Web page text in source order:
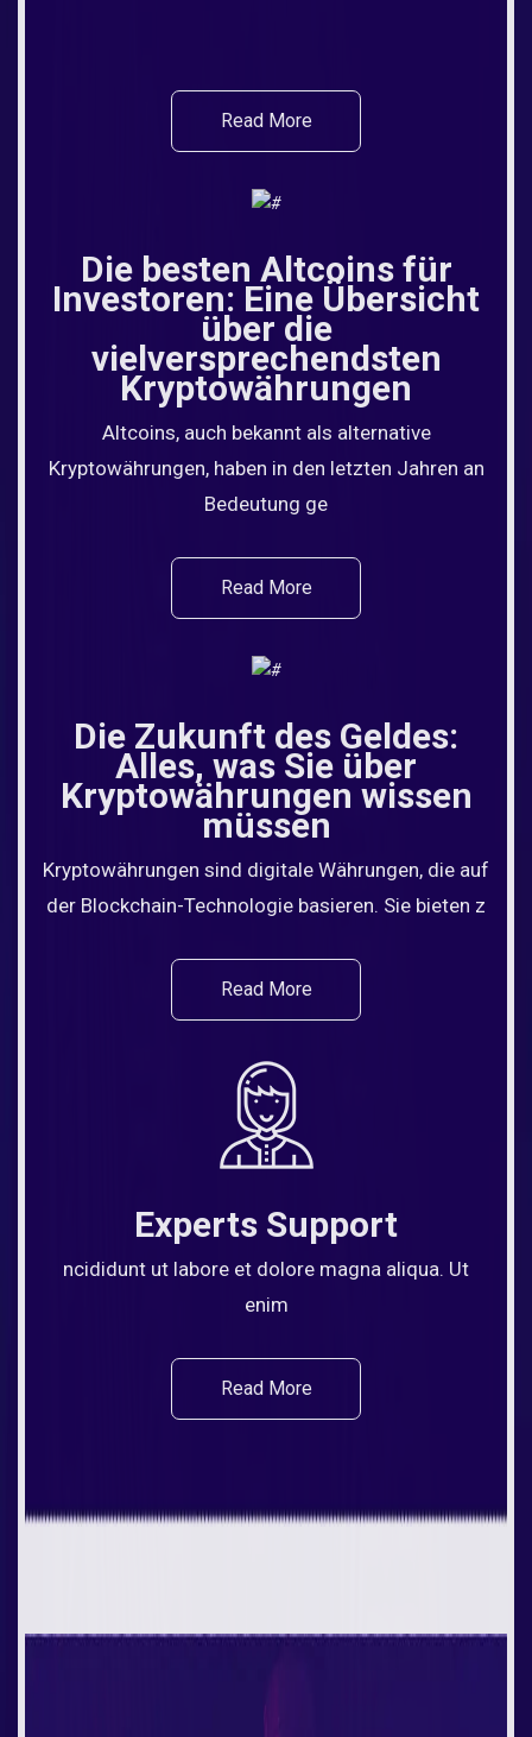
Read More
Die besten Altcoins für
Investoren: Eine Übersicht
über die
vielversprechendsten
Kryptowährungen
Altcoins, auch bekannt als alternative
Kryptowährungen, haben in den letzten Jahren an
Bedeutung ge
Read More
Die Zukunft des Geldes:
Alles, was Sie über
Kryptowährungen wissen
müssen
Kryptowährungen sind digitale Währungen, die auf
der Blockchain-Technologie basieren. Sie bieten z
Read More
Experts Support
ncididunt ut labore et dolore magna aliqua. Ut
enim
Read More